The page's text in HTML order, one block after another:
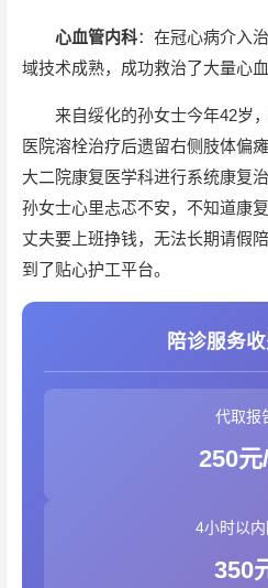
心血管内科：在冠心病介入
域技术成熟，成功救治了大量心
来自绥化的孙女士今年42岁
医院溶栓治疗后遗留右侧肢体偏
大二院康复医学科进行系统康复
孙女士心里忐忑不安，不知道康
丈夫要上班挣钱，无法长期请假
到了贴心护工平台。
陪诊服务
代取报
250元
4小时以
350